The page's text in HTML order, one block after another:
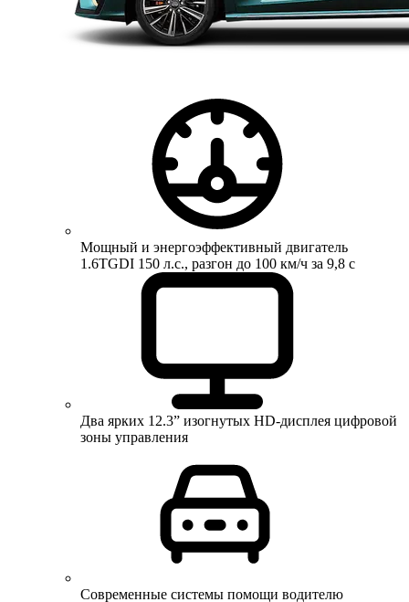
Мощный и энергоэффективный двигатель
1.6TGDI 150 л.с., разгон до 100 км/ч за 9,8 с
Два ярких 12.3” изогнутых HD-дисплея цифровой
зоны управления
Современные системы помощи водителю